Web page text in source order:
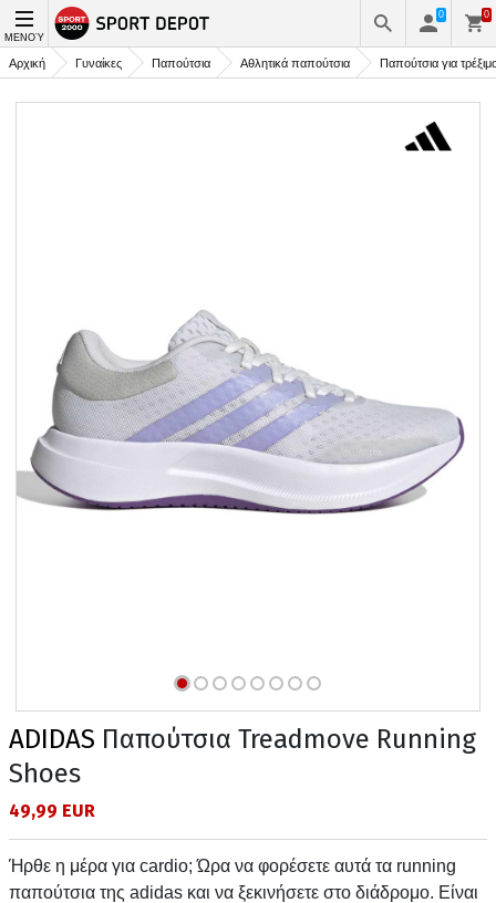
ΜΕΝΟΎ
0 0
Αρχική Γυναίκες Παπούτσια Αθλητικά παπούτσια Παπούτσια για
ADIDAS Παπούτσια Treadmove Running
Shoes
49,99 EUR
Ήρθε η μέρα για cardio; Ώρα να φορέσετε αυτά τα running
παπούτσια της adidas και να ξεκινήσετε στο διάδρομο. Είναι